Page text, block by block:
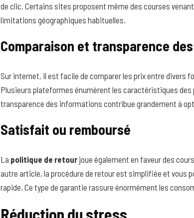
de clic. Certains sites proposent même des courses
limitations géographiques habituelles.
Comparaison et transparence
Sur internet, il est facile de comparer les prix entre divers
Plusieurs plateformes énumèrent les caractéristiques
transparence des informations contribue grandement à
Satisfait ou remboursé
La politique de retourjoue également en faveur des
autre article, la procédure de retour est simplifiée et vous
rapide. Ce type de garantie rassure énormément les
Réduction du stress